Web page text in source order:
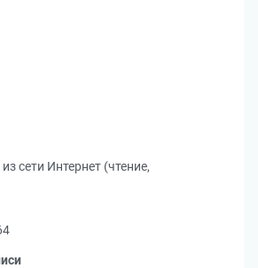
сети Интернет (чтение,